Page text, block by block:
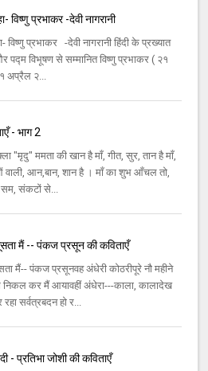
विष्णु प्रभाकर -देवी नागरानी
विष्णु प्रभाकर -देवी नागरानी हिंदी के प्रख्यात
पद्म विभूषण से सम्मानित विष्णु प्रभाकर ( २१
अप्रैल २...
- भाग 2
"मृदु" ममता की खान है माँ, गीत, सुर, तान है माँ,
आन,बान, शान है । माँ का शुभ आँचल तो,
संकटों से...
मैं -- पंकज प्रसून की कविताएँ
मैं-- पंकज प्रसूनवह अंधेरी कोठरीपूरे नौ महीने
कर मैं आयावहीं अंधेरा---काला, कालादेख
सर्वत्रबदन हो र...
- प्रतिभा जोशी की कविताएँ